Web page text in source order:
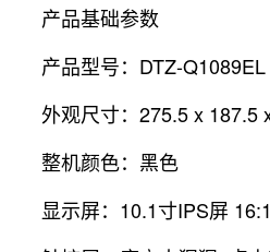
产品基础参数
产品型号：DTZ-Q1089EL
外观尺寸：275.5 x 187.5
整机颜色：黑色
显示屏：10.1寸IPS屏